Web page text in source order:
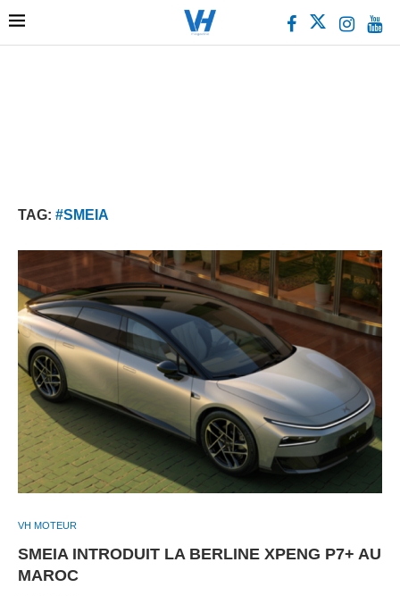
TAG: #SMEIA
VH MOTEUR
SMEIA INTRODUIT LA BERLINE XPENG P7+ AU
MAROC